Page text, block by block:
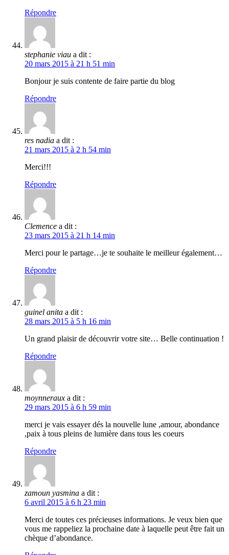
Répondre
stephanie viau a dit :
20 mars 2015 à 21 h 51 min
Bonjour je suis contente de faire partie du blog
Répondre
res nadia a dit :
21 mars 2015 à 2 h 54 min
Merci!!!
Répondre
Clemence a dit :
23 mars 2015 à 21 h 14 min
Merci pour le partage…je te souhaite le meilleur également…
Répondre
guinel anita a dit :
28 mars 2015 à 5 h 16 min
Un grand plaisir de découvrir votre site… Belle continuation !
Répondre
moynneraux a dit :
29 mars 2015 à 6 h 59 min
merci je vais essayer dés la nouvelle lune ,amour, abondance
,paix à tous pleins de lumière dans tous les coeurs
Répondre
zamoun yasmina a dit :
6 avril 2015 à 6 h 23 min
Merci de toutes ces précieuses informations. Je veux bien que
vous me rappeliez la prochaine date à laquelle peut être fait un
chèque d’abondance.